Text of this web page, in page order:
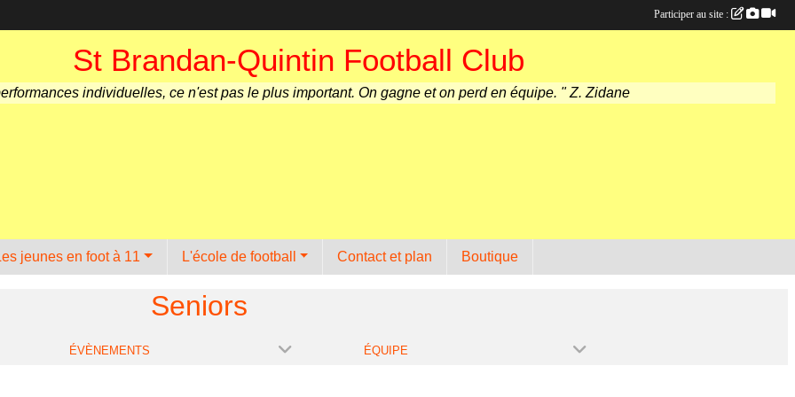
St Brandan-Quintin Football Club
individuelles, ce n'est pas le plus important. On gagne et on perd en équipe. " Z. Zidane
jeunes en foot à 11 L'école de football Contact et plan Boutique
Seniors
ÉVÈNEMENTS ÉQUIPE
Participer au site :